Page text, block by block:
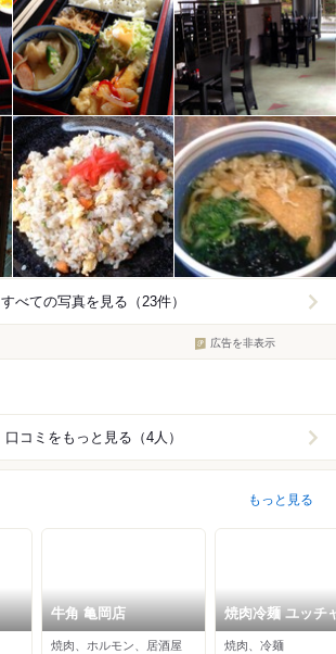
すべての写真を見る（23件）
広告を非表示
口コミをもっと見る（4人）
もっと見る
牛角 亀岡店
焼肉、ホルモン、居酒屋
焼肉冷麺 ユッチ
ン。 福知山店
焼肉、冷麺